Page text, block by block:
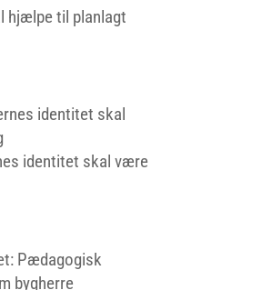
hjælpe til planlagt
identitet skal være